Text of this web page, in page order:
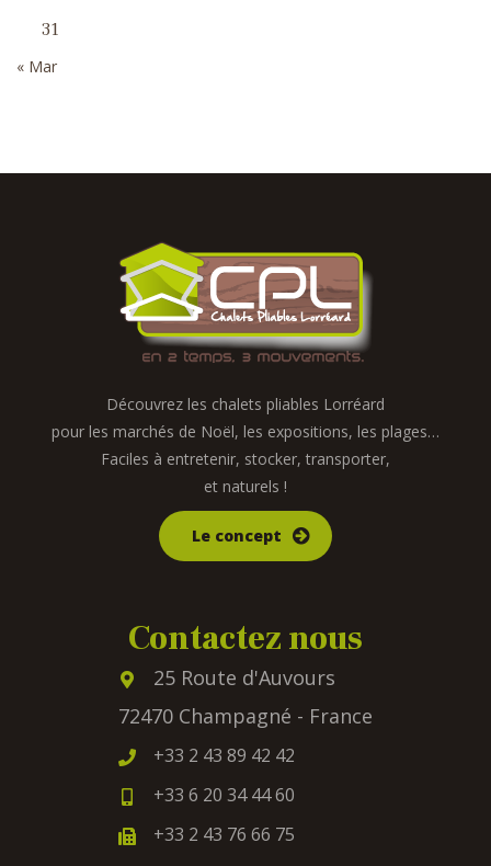
31
« Mar
Découvrez les chalets pliables Lorréard
pour les marchés de Noël, les expositions, les plages…
Faciles à entretenir, stocker, transporter,
et naturels !
Le concept
Contactez nous
25 Route d'Auvours
72470 Champagné - France
+33 2 43 89 42 42
+33 6 20 34 44 60
+33 2 43 76 66 75